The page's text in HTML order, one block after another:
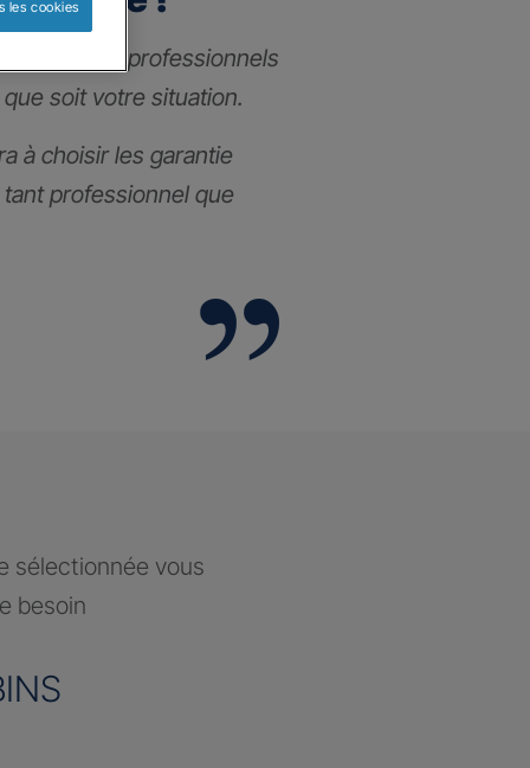
pour les professionnels
soit votre situation.
à choisir les garantie
professionnel que
sélectionnée vous
besoin
les cookies